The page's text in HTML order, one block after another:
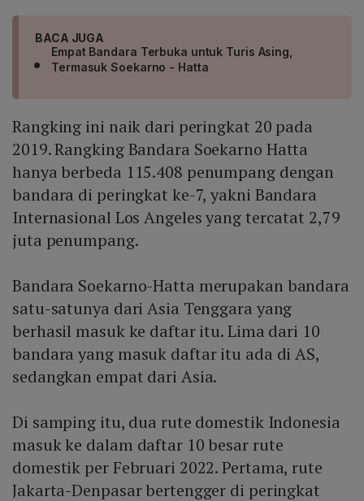
BACA JUGA
Empat Bandara Terbuka untuk Turis Asing,
Termasuk Soekarno - Hatta
Rangking ini naik dari peringkat 20 pada
2019. Rangking Bandara Soekarno Hatta
hanya berbeda 115.408 penumpang dengan
bandara di peringkat ke-7, yakni Bandara
Internasional Los Angeles yang tercatat 2,79
juta penumpang.
Bandara Soekarno-Hatta merupakan bandara
satu-satunya dari Asia Tenggara yang
berhasil masuk ke daftar itu. Lima dari 10
bandara yang masuk daftar itu ada di AS,
sedangkan empat dari Asia.
Di samping itu, dua rute domestik Indonesia
masuk ke dalam daftar 10 besar rute
domestik per Februari 2022. Pertama, rute
Jakarta-Denpasar bertengger di peringkat